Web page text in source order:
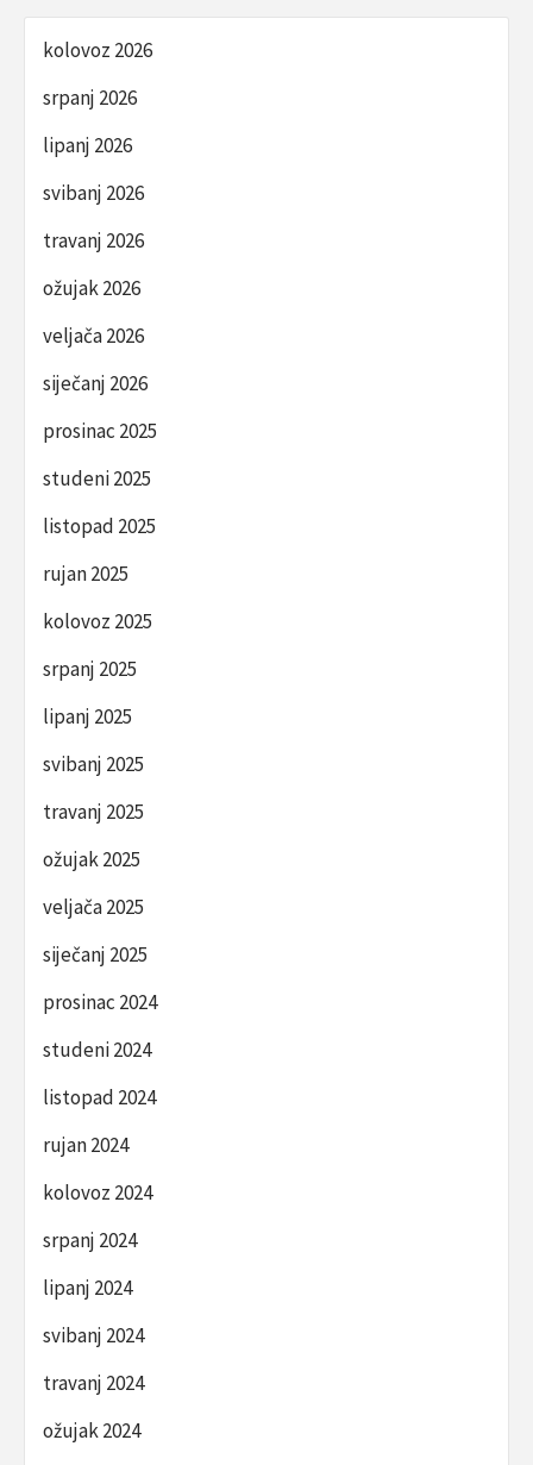
kolovoz 2026
srpanj 2026
lipanj 2026
svibanj 2026
travanj 2026
ožujak 2026
veljača 2026
siječanj 2026
prosinac 2025
studeni 2025
listopad 2025
rujan 2025
kolovoz 2025
srpanj 2025
lipanj 2025
svibanj 2025
travanj 2025
ožujak 2025
veljača 2025
siječanj 2025
prosinac 2024
studeni 2024
listopad 2024
rujan 2024
kolovoz 2024
srpanj 2024
lipanj 2024
svibanj 2024
travanj 2024
ožujak 2024